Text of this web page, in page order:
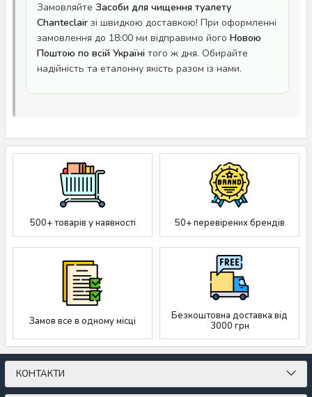
Замовляйте Засоби для чищення туалету
Chanteclair зі швидкою доставкою! При оформленні
замовлення до 18:00 ми відправимо його Новою
Поштою по всій Україні того ж дня. Обирайте
надійність та еталонну якість разом із нами.
500+ товарів у наявності 50+ перевірених брендів
Замов все в одному місці
Безкоштовна доставка від
3000 грн
КОНТАКТИ